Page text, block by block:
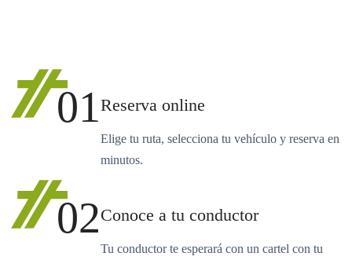
01Reserva online
Elige tu ruta, selecciona tu vehículo y reserva en
minutos.
02Conoce a tu conductor
Tu conductor te esperará con un cartel con tu